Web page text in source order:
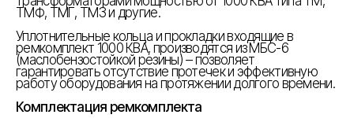
ТМФ, ТМГ, ТМЗ и другие.
Уплотнительные кольца и прокладки входящие в
ремкомплект 1000 КВА, производятся из МБС-6
(маслобензостойкой резины) – позволяет
гарантировать отсутствие протечек и эффективную
работу оборудования на протяжении долгого времени.
Комплектация ремкомплекта